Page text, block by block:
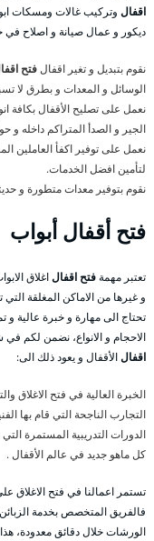
اقفال وتركيب غالات ومسكات
ديكور و عمال صيانة و اصلاح في
نقوم بتبديل و تغير اقفالفتح
الوسائل و المعدات و بطرق لا
نعمل على تصليح الأقفال بكافة
الجير و الصدأ المتراكم داخله
نعمل على توفير اكفأ العاملين
لتأمين افضل الخدمات.
نقوم بتوفير معدات متطورة و
فتح أقفال أبواب
تعتبر مهمةفتح اقفالاغلاق
و غيرها من الاماكن المغلقة التي
تحتاج الى مهارة و خبرة عالية و
الاحجام و الانواع، نضمن لكم في
اقفالالأقفال و يعود ذلك الى:
الخبرة العالية في فتح الاغلاق
التجارب الناجحة التي قام بها
الدورات التدريبية المستمرة
كل ماهو جديد في عالم الأقفال .
تستمر اعمالنا في فتح الاغلاق
فالفريق المتخصص بخدمة
الورشات خلال دقائق معدودة،